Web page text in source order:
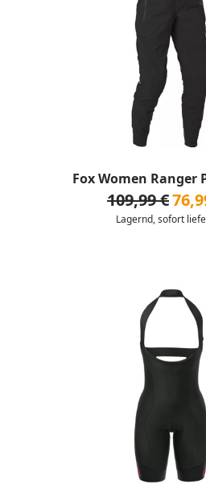
Fox Women Ranger
109,99 €
Lagernd, sofort